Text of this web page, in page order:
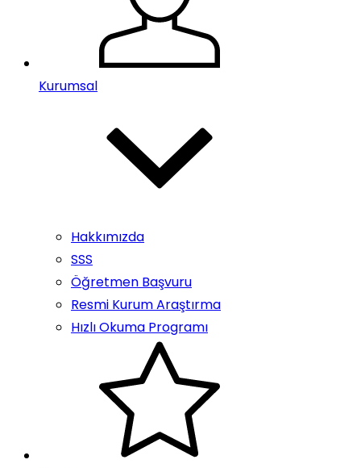
Kurumsal
Hakkımızda
SSS
Öğretmen Başvuru
Resmi Kurum Araştırma
Hızlı Okuma Programı